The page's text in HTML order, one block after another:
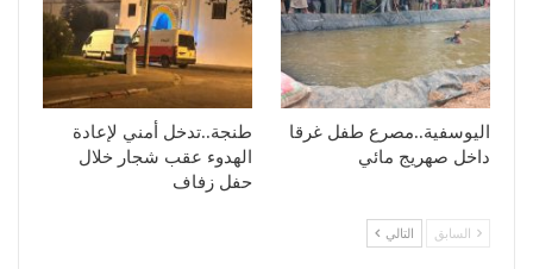
اليوسفية..مصرع طفل غرقا
داخل صهريج مائي
طنجة..تدخل أمني لإعادة
الهدوء عقب شجار خلال
حفل زفاف
السابق التالي